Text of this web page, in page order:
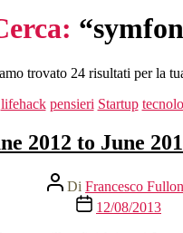
trovato 24 risultati per la
Categorie
lifehack pensieri Startup
2012 to June
Autore
articolo
Di Francesco
Data
dell'articolo
12/08/2013